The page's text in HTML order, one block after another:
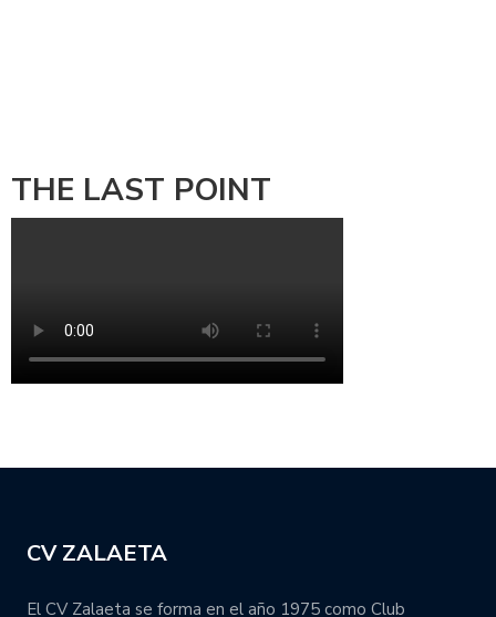
THE LAST POINT
CV ZALAETA
El CV Zalaeta se forma en el año 1975 como Club